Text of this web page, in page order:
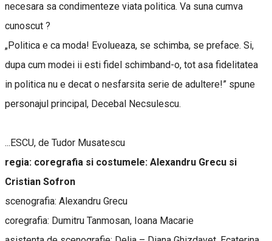
necesara sa condimenteze viata politica. Va suna cumva
cunoscut ?
„Politica e ca moda! Evolueaza, se schimba, se preface. Si,
dupa cum modei ii esti fidel schimband-o, tot asa fidelitatea
in politica nu e decat o nesfarsita serie de adultere!” spune
personajul principal, Decebal Necsulescu.
...ESCU, de Tudor Musatescu
regia: coregrafia si costumele: Alexandru Grecu si
Cristian Sofron
scenografia: Alexandru Grecu
coregrafia: Dumitru Tanmosan, Ioana Macarie